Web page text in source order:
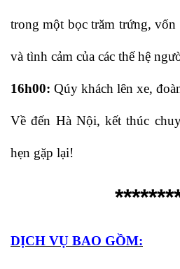
trong một bọc trăm trứng,
và tình cảm của các thế hệ
16h00: Qúy khách lên xe,
Về đến Hà Nội, kết thúc
hẹn gặp lại!
DỊCH VỤ BAO GỒM: